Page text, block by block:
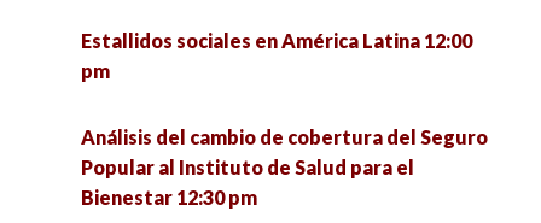
Jóvenes y participación política 4:00 pm
El quehacer de la Socioantropología desde la
licenciatura en Ciencias Sociales de la UACM.
Experiencias y debates 4:00 pm
Encuentro de investigadoras en formación UPN
– ENAH (MÉXICO) 1:30 pm
Conversatorio Interinstitucional de Vocaciones
Científicas Sociales: retos de la investigación y
la intervención en tiempos de pandemia 3:00 pm
Estallidos sociales en América Latina 12:00
pm
Análisis del cambio de cobertura del Seguro
Popular al Instituto de Salud para el
Bienestar 12:30 pm